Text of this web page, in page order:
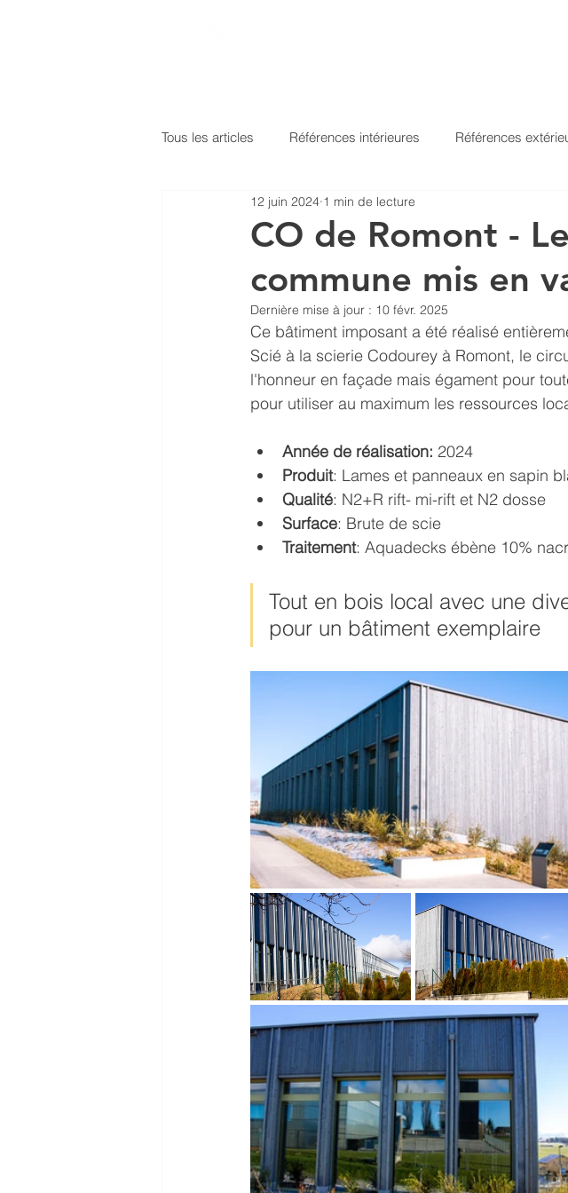
Tous les articles Références intérieures Références
Peinture métallisée Glacis transparents
Traitement hydrophobe Acryl-PU façade
Glacis transparent Lignovit Titan Owafluid
CO de Romont -
commune mis en
12 juin 2024 1 min de lecture
Dernière mise à jour : 10 févr. 2025
Ce bâtiment imposant a été réalisé
Scié à la scierie Codourey à Romont, le
l'honneur en façade mais égament pour
pour utiliser au maximum les ressources
Année de réalisation: 2024
Produit: Lames et panneaux en sapin
Qualité: N2+R rift- mi-rift et N2 dosse
Surface: Brute de scie
Traitement: Aquadecks ébène 10%
Tout en bois local avec une
pour un bâtiment exemplaire